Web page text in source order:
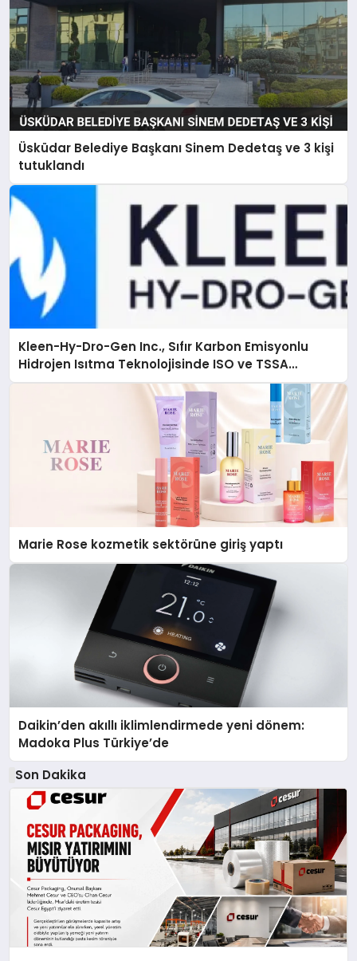
Üsküdar Belediye Başkanı Sinem Dedetaş ve 3 kişi
tutuklandı
Kleen-Hy-Dro-Gen Inc., Sıfır Karbon Emisyonlu
Hidrojen Isıtma Teknolojisinde ISO ve TSSA
Düzenleyici Onaylarını Aldı
Marie Rose kozmetik sektörüne giriş yaptı
Daikin’den akıllı iklimlendirmede yeni dönem:
Madoka Plus Türkiye’de
Son Dakika